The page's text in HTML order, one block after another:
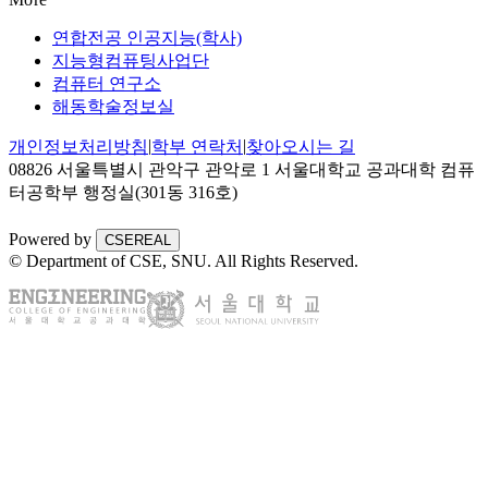
연합전공 인공지능(학사)
지능형컴퓨팅사업단
컴퓨터 연구소
해동학술정보실
개인정보처리방침|학부 연락처 |찾아오시는 길
08826 서울특별시 관악구 관악로 1 서울대학교 공과대학 컴퓨
터공학부 행정실(301동 316호)
Powered by CSEREAL
© Department of CSE, SNU. All Rights Reserved.